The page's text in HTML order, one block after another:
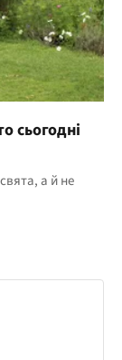
сьогодні
а й не